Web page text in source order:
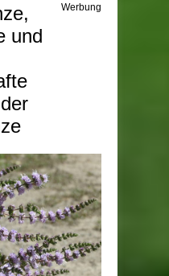
und
Werbung